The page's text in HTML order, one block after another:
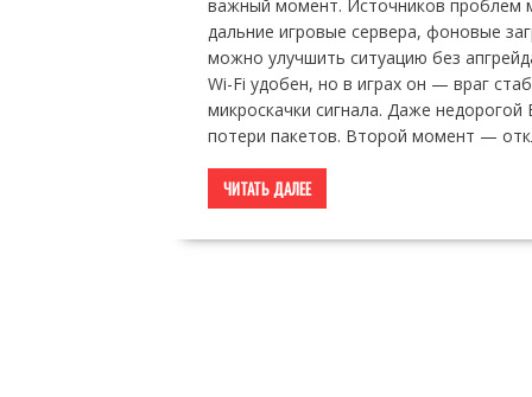
важный момент. Источников проблем
дальние игровые сервера, фоновые
можно улучшить ситуацию без
Wi-Fi удобен, но в играх он — враг
микроскачки сигнала. Даже
потери пакетов. Второй момент —
ЧИТАТЬ ДАЛЕЕ